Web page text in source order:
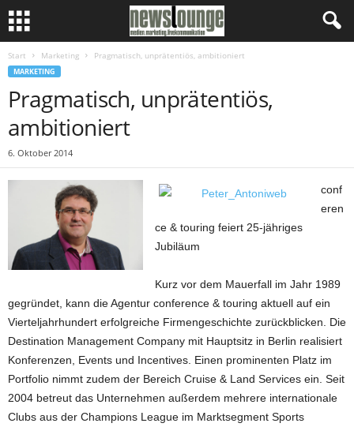
Start Marketing Pragmatisch, unprätentiös, ambitioniert
MARKETING
Pragmatisch, unprätentiös,
ambitioniert
6. Oktober 2014
conf
eren
ce & touring feiert 25-jähriges
Jubiläum
Kurz vor dem Mauerfall im Jahr 1989
gegründet, kann die Agentur conference & touring aktuell auf ein
Vierteljahrhundert erfolgreiche Firmengeschichte zurückblicken. Die
Destination Management Company mit Hauptsitz in Berlin realisiert
Konferenzen, Events und Incentives. Einen prominenten Platz im
Portfolio nimmt zudem der Bereich Cruise & Land Services ein. Seit
2004 betreut das Unternehmen außerdem mehrere internationale
Clubs aus der Champions League im Marktsegment Sports